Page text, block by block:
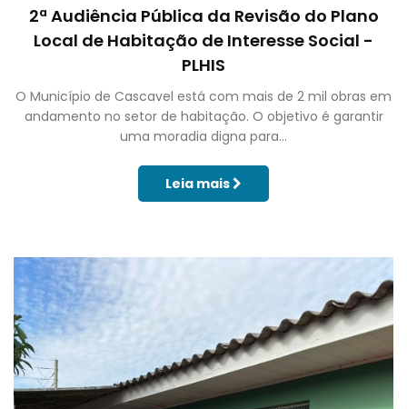
2ª Audiência Pública da Revisão do Plano
Local de Habitação de Interesse Social -
PLHIS
O Município de Cascavel está com mais de 2 mil obras em
andamento no setor de habitação. O objetivo é garantir
uma moradia digna para...
Leia mais